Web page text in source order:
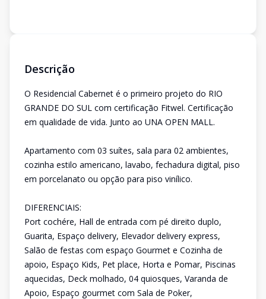
Descrição
O Residencial Cabernet é o primeiro projeto do RIO
GRANDE DO SUL com certificação Fitwel. Certificação
em qualidade de vida. Junto ao UNA OPEN MALL.
Apartamento com 03 suítes, sala para 02 ambientes,
cozinha estilo americano, lavabo, fechadura digital, piso
em porcelanato ou opção para piso vinílico.
DIFERENCIAIS:
Port cochére, Hall de entrada com pé direito duplo,
Guarita, Espaço delivery, Elevador delivery express,
Salão de festas com espaço Gourmet e Cozinha de
apoio, Espaço Kids, Pet place, Horta e Pomar, Piscinas
aquecidas, Deck molhado, 04 quiosques, Varanda de
Apoio, Espaço gourmet com Sala de Poker,